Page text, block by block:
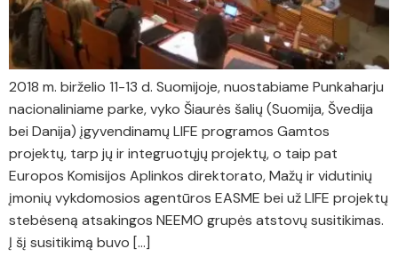
2018 m. birželio 11-13 d. Suomijoje, nuostabiame Punkaharju
nacionaliniame parke, vyko Šiaurės šalių (Suomija, Švedija
bei Danija) įgyvendinamų LIFE programos Gamtos
projektų, tarp jų ir integruotųjų projektų, o taip pat
Europos Komisijos Aplinkos direktorato, Mažų ir vidutinių
įmonių vykdomosios agentūros EASME bei už LIFE projektų
stebėseną atsakingos NEEMO grupės atstovų susitikimas.
Į šį susitikimą buvo […]